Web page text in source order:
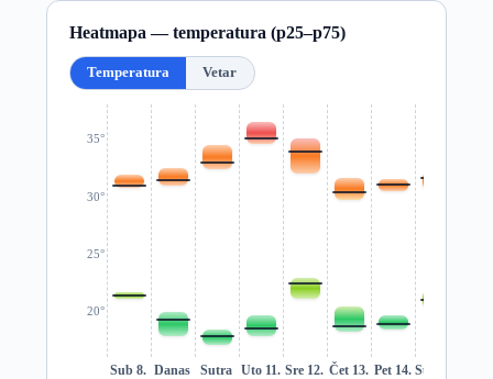
Heatmapa — temperatura (p25–p75)
Temperatura Vetar
20°
25°
30°
35°
Sub 8. Danas Sutra Uto 11. Sre 12. Čet 13. Pet 14. Sub 15.